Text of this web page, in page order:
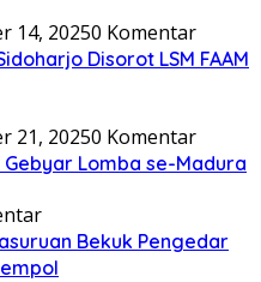
14, 20250 Komentar
Disorot LSM FAAM
21, 20250 Komentar
Gebyar Lomba se-Madura
Bekuk Pengedar